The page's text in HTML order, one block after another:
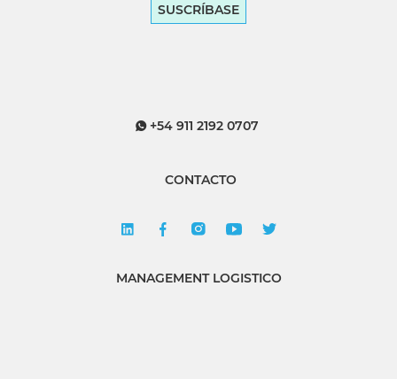
SUSCRÍBASE
+54 911 2192 0707
CONTACTO
MANAGEMENT LOGISTICO